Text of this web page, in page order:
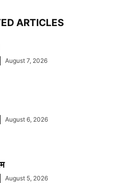
ARTICLES
August 7, 2026
August 6, 2026
August 5, 2026